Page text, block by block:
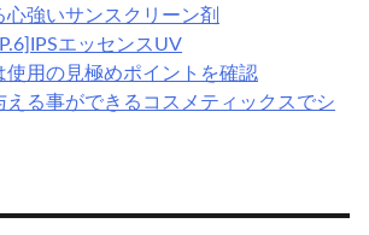
強いサンスクリーン剤
エッセンスUV
使用の見極めポイントを確認
える事ができるコスメティックスでシ